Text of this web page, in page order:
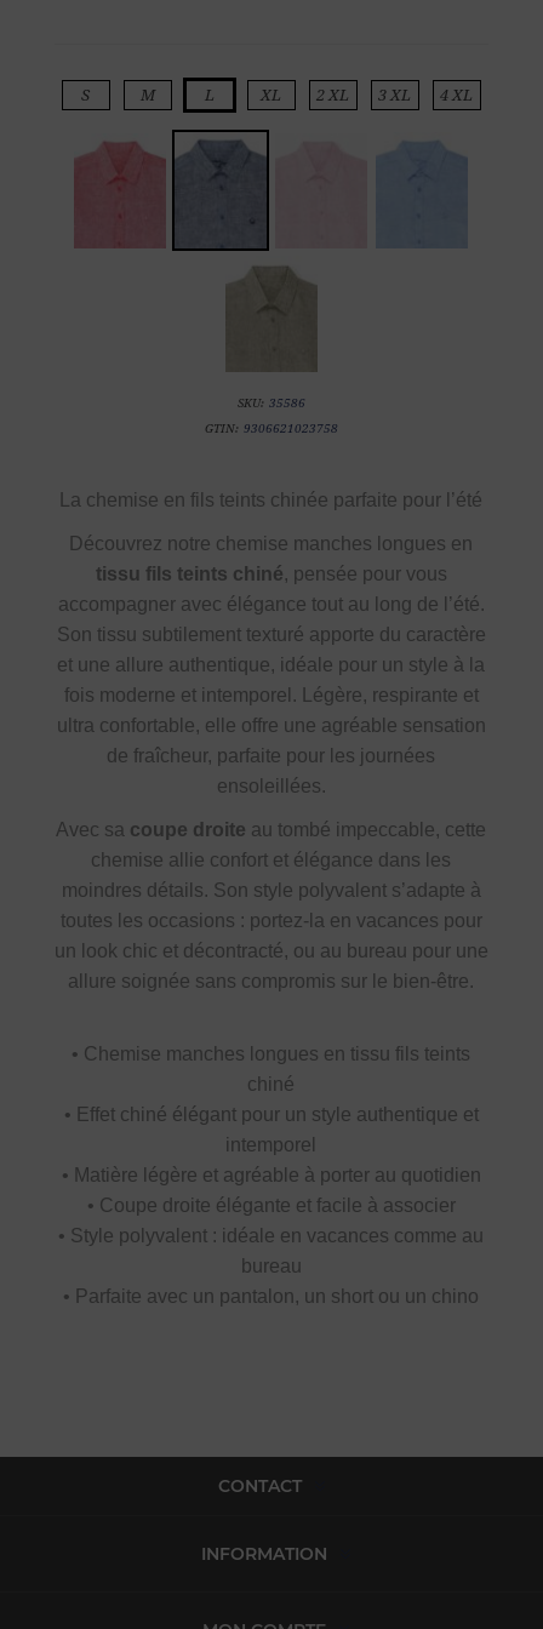
S M L XL 2 XL 3 XL 4 XL
SKU: 35586
GTIN: 9306621023758
La chemise en fils teints chinée parfaite pour l’été
Découvrez notre chemise manches longues en
tissu fils teints chiné, pensée pour vous
accompagner avec élégance tout au long de l’été.
Son tissu subtilement texturé apporte du caractère
et une allure authentique, idéale pour un style à la
fois moderne et intemporel. Légère, respirante et
ultra confortable, elle offre une agréable sensation
de fraîcheur, parfaite pour les journées
ensoleillées.
Avec sa coupe droite au tombé impeccable, cette
chemise allie confort et élégance dans les
moindres détails. Son style polyvalent s’adapte à
toutes les occasions : portez-la en vacances pour
un look chic et décontracté, ou au bureau pour une
allure soignée sans compromis sur le bien-être.
• Chemise manches longues en tissu fils teints
chiné
• Effet chiné élégant pour un style authentique et
intemporel
• Matière légère et agréable à porter au quotidien
• Coupe droite élégante et facile à associer
• Style polyvalent : idéale en vacances comme au
bureau
• Parfaite avec un pantalon, un short ou un chino
CONTACT
INFORMATION